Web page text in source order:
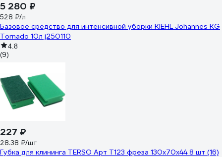
5 280 ₽
528 ₽/л
Базовое средство для интенсивной уборки KIEHL Johannes KG
Tornado 10л j250110
4.8
(9)
227 ₽
28.38 ₽/шт
Губка для клининга TERSO Арт Т123 фреза 130x70x44 8 шт (16)